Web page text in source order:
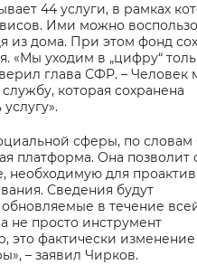
44 услуги, в рамках
Ими можно
из дома. При этом фонд
«Мы уходим в „цифру“
глава СФР. – Человек
которая сохранена
сферы, по словам
платформа. Она позволит
для
Сведения будут
обновляемые в течение
не просто инструмент
это фактически изменение
– заявил Чирков.